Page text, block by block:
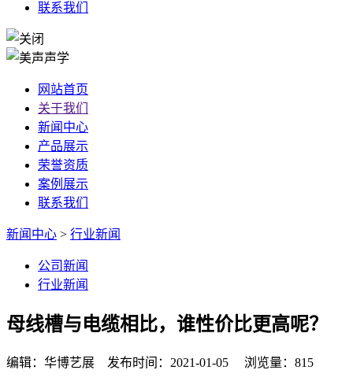
联系我们
网站首页
关于我们
新闻中心
产品展示
荣誉资质
案例展示
联系我们
新闻中心 > 行业新闻
公司新闻
行业新闻
母线槽与电缆相比，谁性价比更高呢？
编辑：华博艺展 发布时间：2021-01-05 浏览量：815